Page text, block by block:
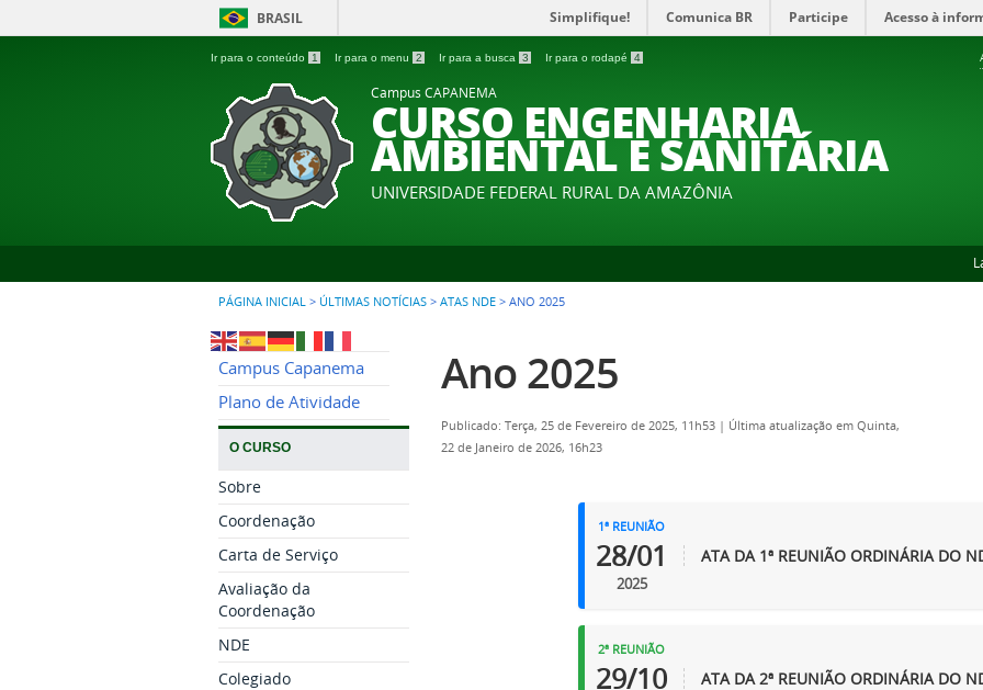
BRASIL Simplifique! Comunica BR Participe Acesso à
Ir para o conteúdo 1 Ir para o menu 2 Ir para a busca 3 Ir para o rodapé 4
Campus CAPANEMA
CURSO ENGENHARIA
AMBIENTAL E SANITÁRIA
UNIVERSIDADE FEDERAL RURAL DA AMAZÔNIA
PÁGINA INICIAL > ÚLTIMAS NOTÍCIAS > ATAS NDE > ANO 2025
Campus Capanema
Plano de Atividade
O CURSO
Sobre
Coordenação
Carta de Serviço
Avaliação da
Coordenação
NDE
Colegiado
Ano 2025
Publicado: Terça, 25 de Fevereiro de 2025, 11h53 | Última atualização em Quinta,
22 de Janeiro de 2026, 16h23
1ª REUNIÃO
28/01
2025
ATA DA 1ª REUNIÃO ORDINÁRIA DO
2ª REUNIÃO
29/10 ATA DA 2ª REUNIÃO ORDINÁRIA DO